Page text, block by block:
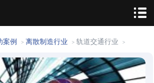
案例 > 离散制造行业 > 轨道交通行业 >